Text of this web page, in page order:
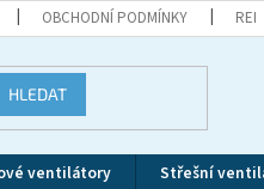
OBCHODNÍ PODMÍNKY
HLEDAT
ventilátory Střešní